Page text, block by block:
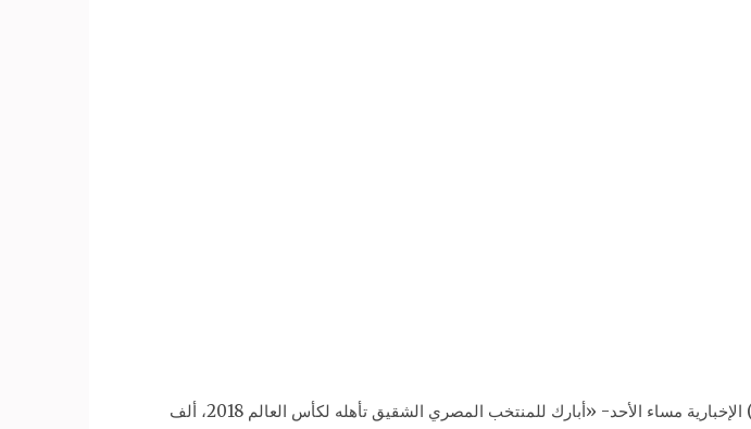
وقال آل الشيخ- في تغريدة عبر موقع التواصل الاجتماعي (تويتر)، نقلتها قناة (العربية) الإخبارية مساء الأحد- «أبارك للمنتخب المصري الشقيق تأهله لكأس العالم 2018، ألف